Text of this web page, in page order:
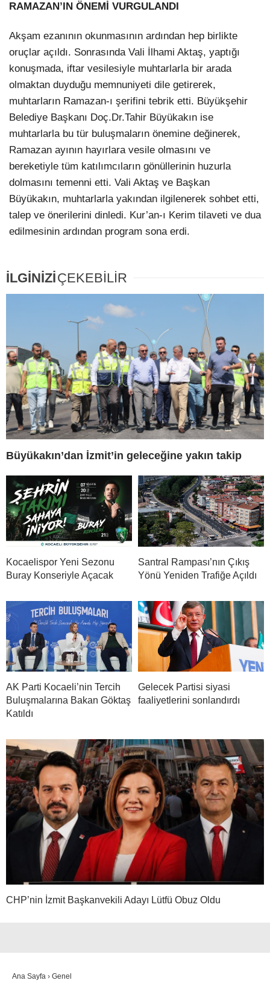
RAMAZAN’IN ÖNEMİ VURGULANDI
Akşam ezanının okunmasının ardından hep birlikte
oruçlar açıldı. Sonrasında Vali İlhami Aktaş, yaptığı
konuşmada, iftar vesilesiyle muhtarlarla bir arada
olmaktan duyduğu memnuniyeti dile getirerek,
muhtarların Ramazan-ı şerifini tebrik etti. Büyükşehir
Belediye Başkanı Doç.Dr.Tahir Büyükakın ise
muhtarlarla bu tür buluşmaların önemine değinerek,
Ramazan ayının hayırlara vesile olmasını ve
bereketiyle tüm katılımcıların gönüllerinin huzurla
dolmasını temenni etti. Vali Aktaş ve Başkan
Büyükakın, muhtarlarla yakından ilgilenerek sohbet etti,
talep ve önerilerini dinledi. Kur’an-ı Kerim tilaveti ve dua
edilmesinin ardından program sona erdi.
İLGİNİZİÇEKEBİLİR
Büyükakın’dan İzmit’in geleceğine yakın takip
Kocaelispor Yeni Sezonu
Buray Konseriyle Açacak
Santral Rampası’nın Çıkış
Yönü Yeniden Trafiğe Açıldı
AK Parti Kocaeli’nin Tercih
Buluşmalarına Bakan Göktaş
Katıldı
Gelecek Partisi siyasi
faaliyetlerini sonlandırdı
CHP’nin İzmit Başkanvekili Adayı Lütfü Obuz Oldu
Ana Sayfa › Genel